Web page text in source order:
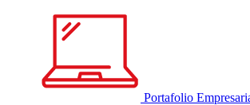
Portafolio